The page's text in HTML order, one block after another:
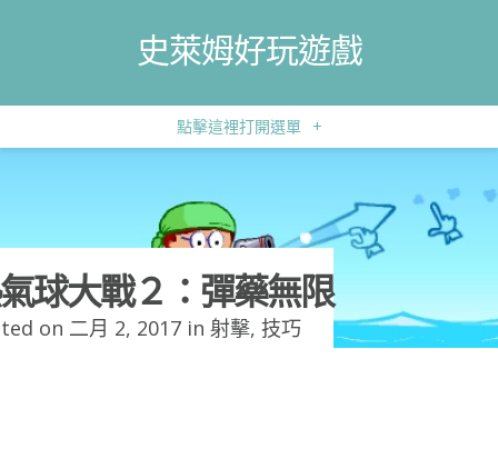
史萊姆好玩遊戲
點擊這裡打開選單 +
球大戰２：彈藥無限
on 二月 2, 2017 in 射擊, 技巧